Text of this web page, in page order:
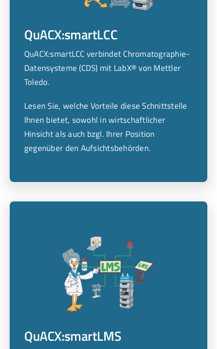
QuACX:smartLCC
QuACX:smartLCC verbindet Chromatographie-
Datensysteme (CDS) mit LabX® von Mettler
Toledo.
Lesen Sie, welche Vorteile diese Schnittstelle
Ihnen bietet, sowohl in wirtschaftlicher
Hinsicht als auch bzgl. Ihrer Position
gegenüber den Aufsichtsbehörden.
QuACX:smartLMS